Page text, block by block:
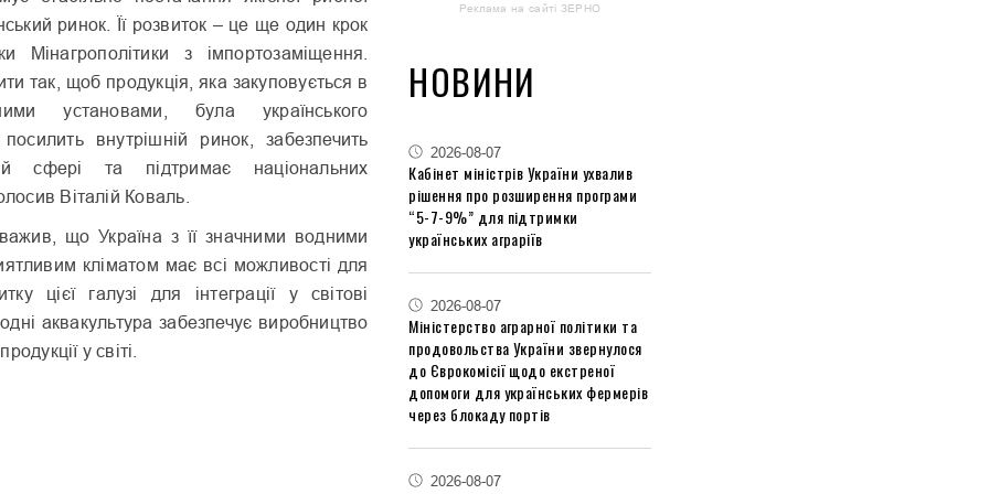
ринок. Її розвиток – це ще один крок
Мінагрополітики з імпортозаміщення.
так, щоб продукція, яка закуповується в
установами, була українського
внутрішній ринок, забезпечить
сфері та підтримає національних
Віталій Коваль.
що Україна з її значними водними
кліматом має всі можливості для
цієї галузі для інтеграції у світові
аквакультура забезпечує виробництво
у світі.
Реклама на сайті ЗЕРНО
НОВИНИ
2026-08-07
Кабінет міністрів України ухвалив
рішення про розширення програми
“5-7-9%” для підтримки
українських аграріїв
2026-08-07
Міністерство аграрної політики та
продовольства України звернулося
до Єврокомісії щодо екстреної
допомоги для українських фермерів
через блокаду портів
2026-08-07